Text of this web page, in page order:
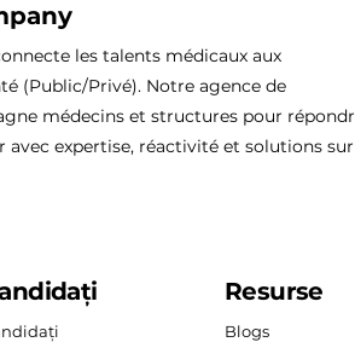
les talents médicaux aux
(Public/Privé). Notre agence de
médecins et structures pour
avec expertise, réactivité et solutions sur
Resurse
Blogs